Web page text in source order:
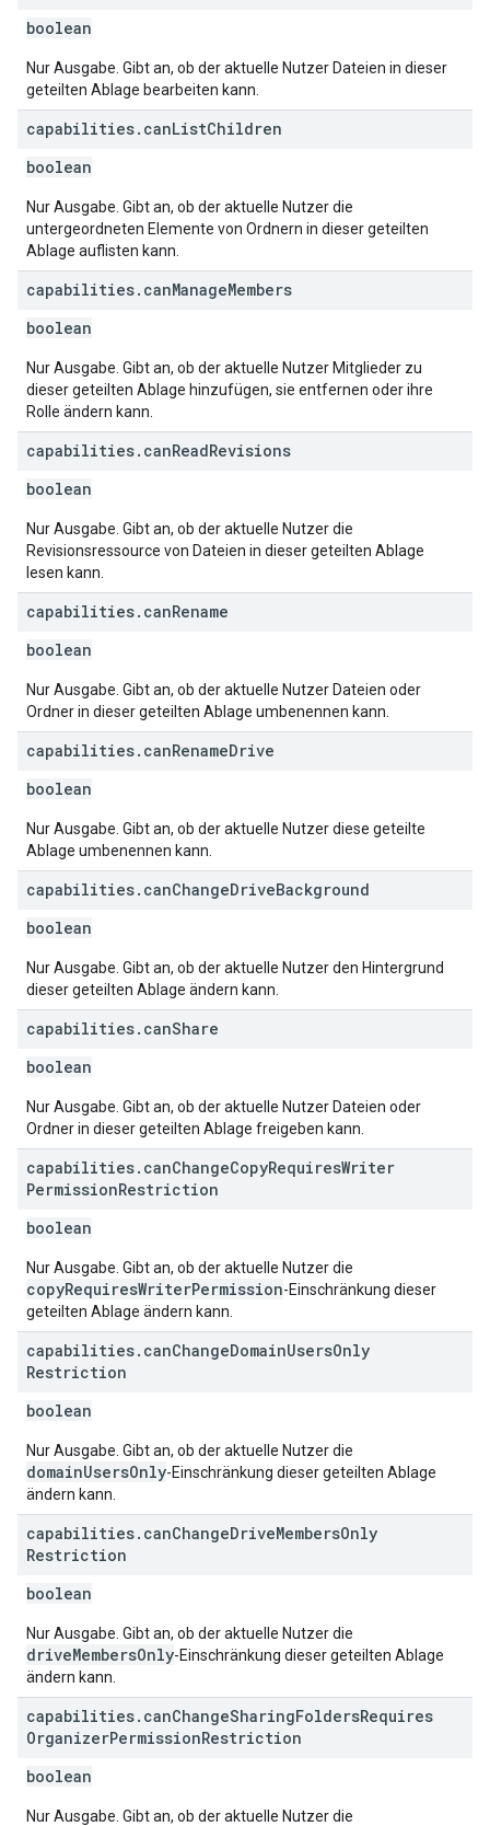
boolean
Nur Ausgabe. Gibt an, ob der aktuelle Nutzer Dateien in dieser
geteilten Ablage bearbeiten kann.
capabilities. canListChildren
boolean
Nur Ausgabe. Gibt an, ob der aktuelle Nutzer die
untergeordneten Elemente von Ordnern in dieser geteilten
Ablage auflisten kann.
capabilities. canManageMembers
boolean
Nur Ausgabe. Gibt an, ob der aktuelle Nutzer Mitglieder zu
dieser geteilten Ablage hinzufügen, sie entfernen oder ihre
Rolle ändern kann.
capabilities. canReadRevisions
boolean
Nur Ausgabe. Gibt an, ob der aktuelle Nutzer die
Revisionsressource von Dateien in dieser geteilten Ablage
lesen kann.
capabilities. canRename
boolean
Nur Ausgabe. Gibt an, ob der aktuelle Nutzer Dateien oder
Ordner in dieser geteilten Ablage umbenennen kann.
capabilities. canRenameDrive
boolean
Nur Ausgabe. Gibt an, ob der aktuelle Nutzer diese geteilte
Ablage umbenennen kann.
capabilities. canChangeDriveBackground
boolean
Nur Ausgabe. Gibt an, ob der aktuelle Nutzer den Hintergrund
dieser geteilten Ablage ändern kann.
capabilities. canShare
boolean
Nur Ausgabe. Gibt an, ob der aktuelle Nutzer Dateien oder
Ordner in dieser geteilten Ablage freigeben kann.
capabilities. canChangeCopyRequiresWriter
PermissionRestriction
boolean
Nur Ausgabe. Gibt an, ob der aktuelle Nutzer die
copyRequiresWriterPermission-Einschränkung dieser
geteilten Ablage ändern kann.
capabilities. canChangeDomainUsersOnly
Restriction
boolean
Nur Ausgabe. Gibt an, ob der aktuelle Nutzer die
domainUsersOnly-Einschränkung dieser geteilten Ablage
ändern kann.
capabilities. canChangeDriveMembersOnly
Restriction
boolean
Nur Ausgabe. Gibt an, ob der aktuelle Nutzer die
driveMembersOnly-Einschränkung dieser geteilten Ablage
ändern kann.
capabilities. canChangeSharingFoldersRequires
OrganizerPermissionRestriction
boolean
Nur Ausgabe. Gibt an, ob der aktuelle Nutzer die